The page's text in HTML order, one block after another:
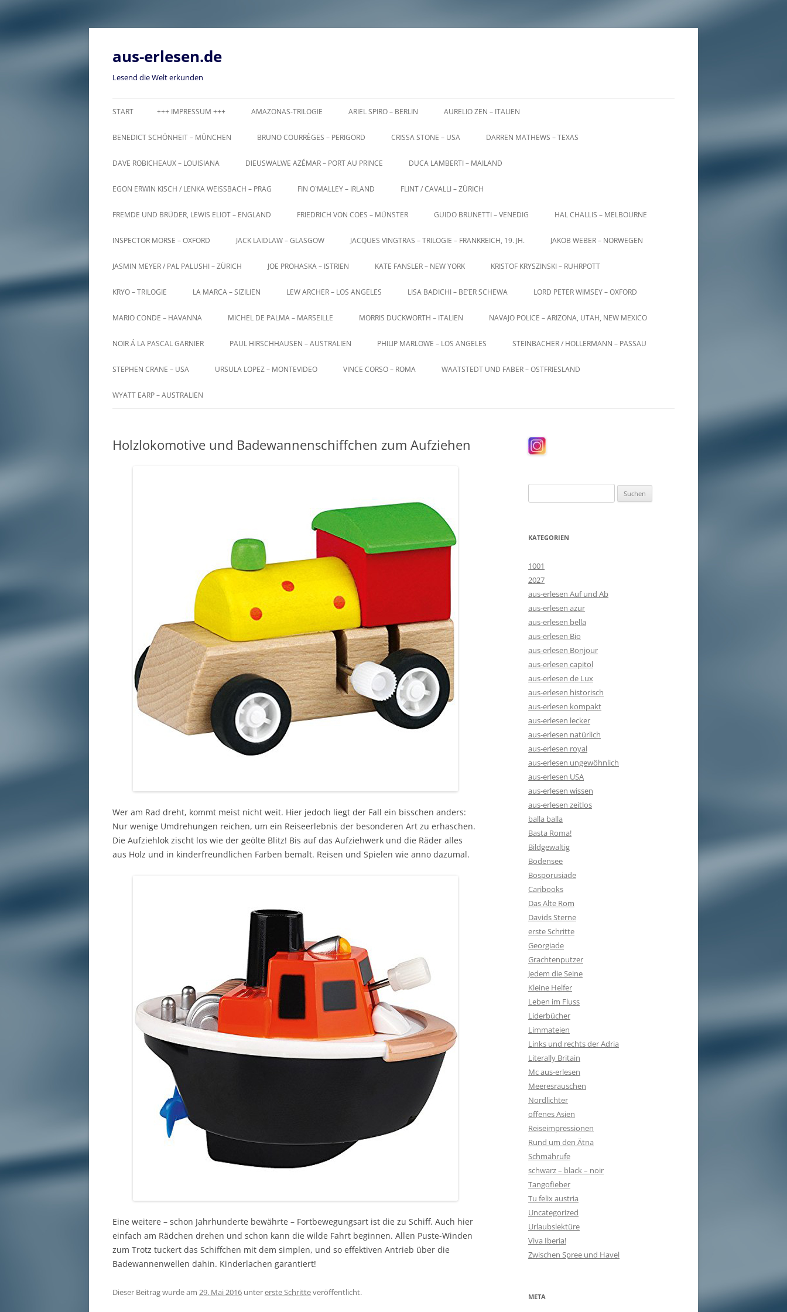
Zum
aus-erlesen.de
Lesend die Welt erkunden
START +++ IMPRESSUM +++ AMAZONAS-TRILOGIE ARIEL SPIRO – BERLIN AURELIO ZEN – ITALIEN
BENEDICT SCHÖNHEIT – MÜNCHEN BRUNO COURRÈGES – PERIGORD CRISSA STONE – USA DARREN MATHEWS – TEXAS
DAVE ROBICHEAUX – LOUISIANA DIEUSWALWE AZÉMAR – PORT AU PRINCE DUCA LAMBERTI – MAILAND
EGON ERWIN KISCH / LENKA WEISSBACH – PRAG FIN O`MALLEY – IRLAND FLINT / CAVALLI – ZÜRICH
FREMDE UND BRÜDER, LEWIS ELIOT – ENGLAND FRIEDRICH VON COES – MÜNSTER GUIDO BRUNETTI – VENEDIG HAL CHALLIS – MELBOURNE
INSPECTOR MORSE – OXFORD JACK LAIDLAW – GLASGOW JACQUES VINGTRAS – TRILOGIE – FRANKREICH, 19. JH. JAKOB WEBER – NORWEGEN
JASMIN MEYER / PAL PALUSHI – ZÜRICH JOE PROHASKA – ISTRIEN KATE FANSLER – NEW YORK KRISTOF KRYSZINSKI – RUHRPOTT
KRYO – TRILOGIE LA MARCA – SIZILIEN LEW ARCHER – LOS ANGELES LISA BADICHI – BE’ER SCHEWA LORD PETER WIMSEY – OXFORD
MARIO CONDE – HAVANNA MICHEL DE PALMA – MARSEILLE MORRIS DUCKWORTH – ITALIEN NAVAJO POLICE – ARIZONA, UTAH, NEW MEXICO
NOIR Á LA PASCAL GARNIER PAUL HIRSCHHAUSEN – AUSTRALIEN PHILIP MARLOWE – LOS ANGELES STEINBACHER / HOLLERMANN – PASSAU
STEPHEN CRANE – USA URSULA LOPEZ – MONTEVIDEO VINCE CORSO – ROMA WAATSTEDT UND FABER – OSTFRIESLAND
WYATT EARP – AUSTRALIEN
Holzlokomotive und Badewannenschiffchen zum Aufziehen
Wer am Rad dreht, kommt meist nicht weit. Hier jedoch liegt der Fall ein bisschen anders:
Nur wenige Umdrehungen reichen, um ein Reiseerlebnis der besonderen Art zu erhaschen.
Die Aufziehlok zischt los wie der geölte Blitz! Bis auf das Aufziehwerk und die Räder alles
aus Holz und in kinderfreundlichen Farben bemalt. Reisen und Spielen wie anno dazumal.
Eine weitere – schon Jahrhunderte bewährte – Fortbewegungsart ist die zu Schiff. Auch hier
einfach am Rädchen drehen und schon kann die wilde Fahrt beginnen. Allen Puste-Winden
zum Trotz tuckert das Schiffchen mit dem simplen, und so effektiven Antrieb über die
Badewannenwellen dahin. Kinderlachen garantiert!
Dieser Beitrag wurde am 29. Mai 2016 untererste Schritteveröffentlicht.
nach:
KATEGORIEN
1001
2027
aus-erlesen Auf und Ab
aus-erlesen azur
aus-erlesen bella
aus-erlesen Bio
aus-erlesen Bonjour
aus-erlesen capitol
aus-erlesen de Lux
aus-erlesen historisch
aus-erlesen kompakt
aus-erlesen lecker
aus-erlesen natürlich
aus-erlesen royal
aus-erlesen ungewöhnlich
aus-erlesen USA
aus-erlesen wissen
aus-erlesen zeitlos
balla balla
Basta Roma!
Bildgewaltig
Bodensee
Bosporusiade
Caribooks
Das Alte Rom
Davids Sterne
erste Schritte
Georgiade
Grachtenputzer
Jedem die Seine
Kleine Helfer
Leben im Fluss
Liderbücher
Limmateien
Links und rechts der Adria
Literally Britain
Mc aus-erlesen
Meeresrauschen
Nordlichter
offenes Asien
Reiseimpressionen
Rund um den Ätna
Schmährufe
schwarz – black – noir
Tangofieber
Tu felix austria
Uncategorized
Urlaubslektüre
Viva Iberia!
Zwischen Spree und Havel
META